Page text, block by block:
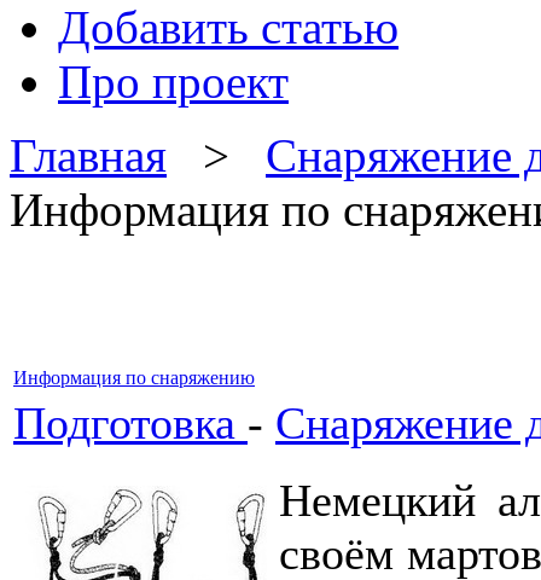
Добавить статью
Про проект
Главная > Снаряжение
Информация по
Информация по снаряжению
Подготовка - Снаряжение
Немецкий
своём